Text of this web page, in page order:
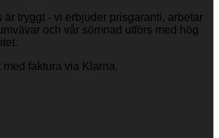
är tryggt - vi erbjuder prisgaranti, arbetar
och vår sömnad utförs med hög
med faktura via Klarna.